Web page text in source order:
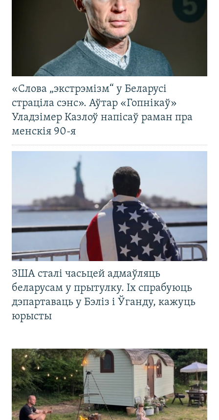
«Слова „экстрэмізм“ у Беларусі
страціла сэнс». Аўтар «Гопнікаў»
Уладзімер Казлоў напісаў раман пра
менскія 90-я
ЗША сталі часьцей адмаўляць
беларусам у прытулку. Іх спрабуюць
дэпартаваць у Бэліз і Ўганду, кажуць
юрысты